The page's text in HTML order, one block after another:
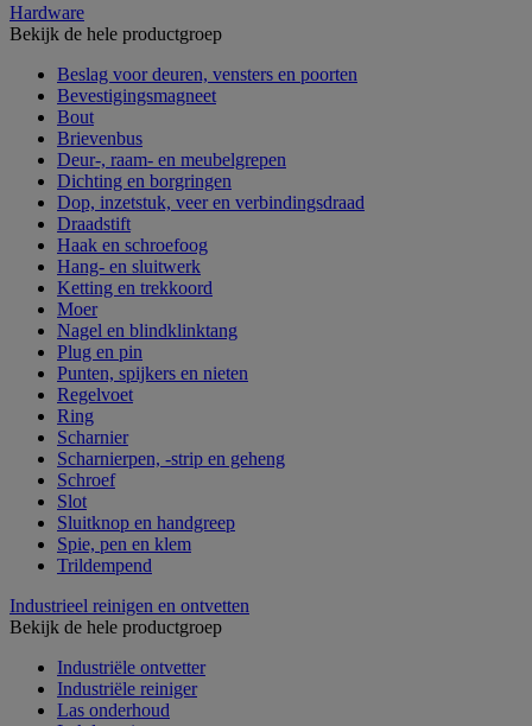
Hardware
Bekijk de hele productgroep
Beslag voor deuren, vensters en poorten
Bevestigingsmagneet
Bout
Brievenbus
Deur-, raam- en meubelgrepen
Dichting en borgringen
Dop, inzetstuk, veer en verbindingsdraad
Draadstift
Haak en schroefoog
Hang- en sluitwerk
Ketting en trekkoord
Moer
Nagel en blindklinktang
Plug en pin
Punten, spijkers en nieten
Regelvoet
Ring
Scharnier
Scharnierpen, -strip en geheng
Schroef
Slot
Sluitknop en handgreep
Spie, pen en klem
Trildempend
Industrieel reinigen en ontvetten
Bekijk de hele productgroep
Industriële ontvetter
Industriële reiniger
Las onderhoud